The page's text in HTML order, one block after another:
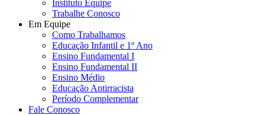
Instituto Equipe
Trabalhe Conosco
Em Equipe
Como Trabalhamos
Educação Infantil e 1º Ano
Ensino Fundamental I
Ensino Fundamental II
Ensino Médio
Educação Antirracista
Período Complementar
Fale Conosco